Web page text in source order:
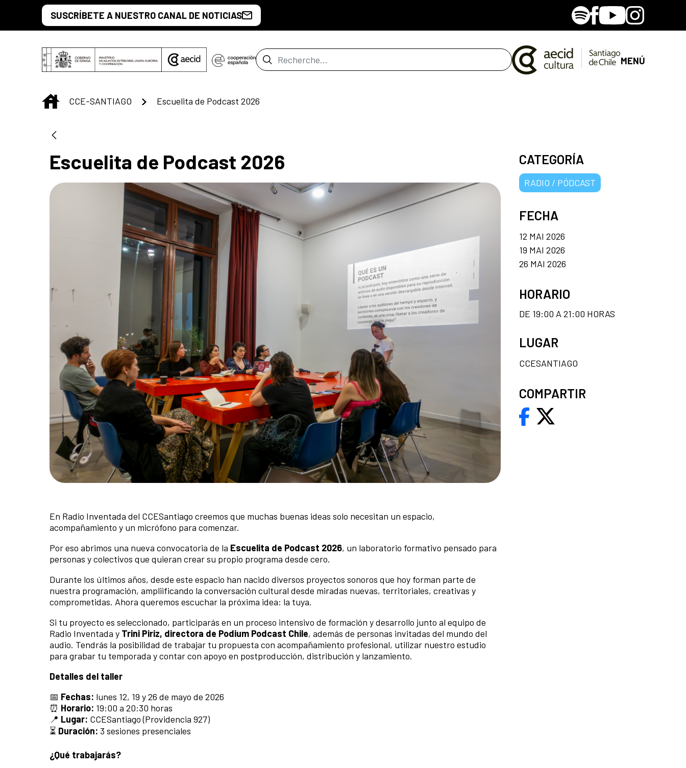
Saut au contenu principal
SUSCRÍBETE A NUESTRO CANAL DE NOTICIAS SpotifyFacebook
YoutubeInstagram
Barre de recherche MENÚ
INICIO
CCE-SANTIAGO Escuelita de Podcast 2026
Escuelita de Podcast 2026
En Radio Inventada del CCESantiago creemos que muchas buenas ideas solo necesitan un espacio,
acompañamiento y un micrófono para comenzar.
Por eso abrimos una nueva convocatoria de la Escuelita de Podcast 2026, un laboratorio formativo pensado para
personas y colectivos que quieran crear su propio programa desde cero.
Durante los últimos años, desde este espacio han nacido diversos proyectos sonoros que hoy forman parte de
nuestra programación, ampliificando la conversación cultural desde miradas nuevas, territoriales, creativas y
comprometidas. Ahora queremos escuchar la próxima idea: la tuya.
Si tu proyecto es seleccionado, participarás en un proceso intensivo de formación y desarrollo junto al equipo de
Radio Inventada y Trini Piriz, directora de Podium Podcast Chile, además de personas invitadas del mundo del
audio. Tendrás la posibilidad de trabajar tu propuesta con acompañamiento profesional, utilizar nuestro estudio
para grabar tu temporada y contar con apoyo en postproducción, distribución y lanzamiento.
Detalles del taller
📅 Fechas: lunes 12, 19 y 26 de mayo de 2026
⏰ Horario: 19:00 a 20:30 horas
📍 Lugar: CCESantiago (Providencia 927)
⏳ Duración: 3 sesiones presenciales
¿Qué trabajarás?
CATEGORÍA
RADIO / PÓDCAST
FECHA
12 MAI 2026
19 MAI 2026
26 MAI 2026
HORARIO
DE 19:00 A 21:00 HORAS
LUGAR
CCESANTIAGO
COMPARTIR